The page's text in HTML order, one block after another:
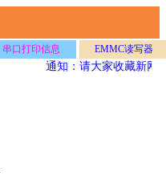
串口打印信息 EMMC读写器
通知：请大家收藏新网